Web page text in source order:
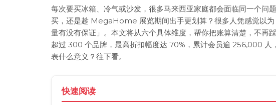
每次要买冰箱、冷气或沙发，很多马来西亚家庭都会面临同一个
买，还是趁 MegaHome 展览期间出手更划算？很多人凭感觉以
量有没有保证」。本文将从六个具体维度，帮你把账算清楚，不
超过 300 个品牌，最高折扣幅度达 70%，累计会员逾 256,000 人
表什么意义？往下看。
快速阅读